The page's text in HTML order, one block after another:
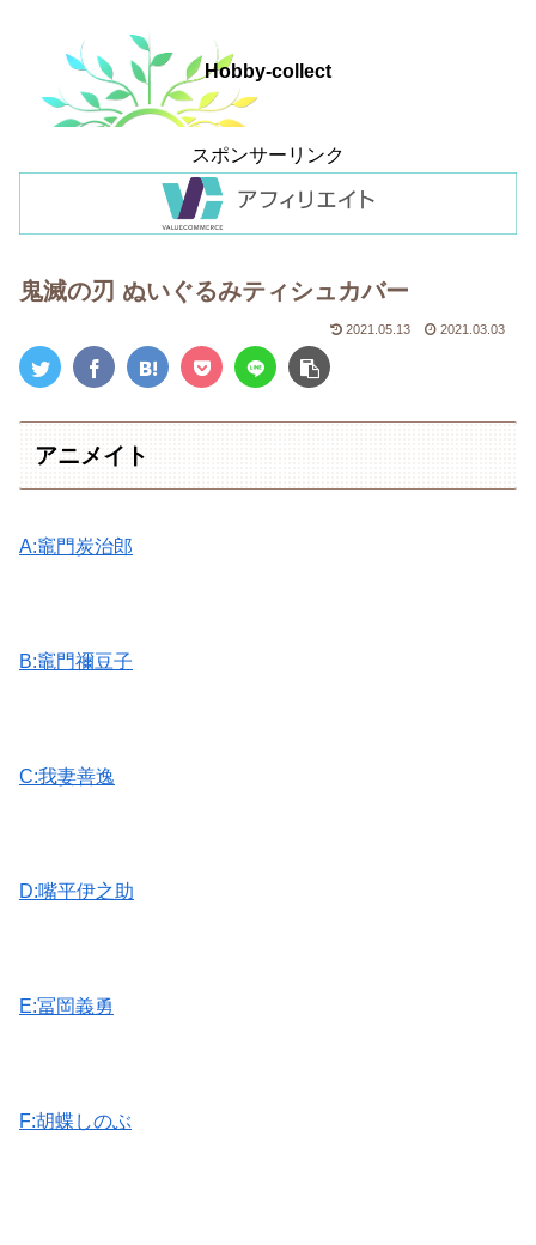
Hobby-collect
スポンサーリンク
鬼滅の刃 ぬいぐるみティシュカバー
2021.05.13 2021.03.03
アニメイト
A:竈門炭治郎
B:竈門禰豆子
C:我妻善逸
D:嘴平伊之助
E:冨岡義勇
F:胡蝶しのぶ